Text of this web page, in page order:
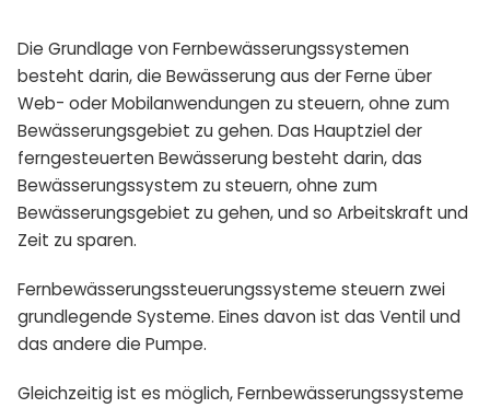
Die Grundlage von Fernbewässerungssystemen
besteht darin, die Bewässerung aus der Ferne über
Web- oder Mobilanwendungen zu steuern, ohne zum
Bewässerungsgebiet zu gehen. Das Hauptziel der
ferngesteuerten Bewässerung besteht darin, das
Bewässerungssystem zu steuern, ohne zum
Bewässerungsgebiet zu gehen, und so Arbeitskraft und
Zeit zu sparen.
Fernbewässerungssteuerungssysteme steuern zwei
grundlegende Systeme. Eines davon ist das Ventil und
das andere die Pumpe.
Gleichzeitig ist es möglich, Fernbewässerungssysteme